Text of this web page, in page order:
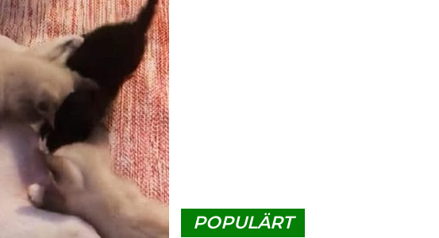
POPULÄRT